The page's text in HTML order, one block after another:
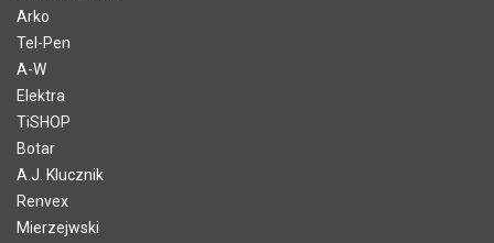
Arko
Tel-Pen
A-W
Elektra
TiSHOP
Botar
A.J. Klucznik
Renvex
Mierzejwski